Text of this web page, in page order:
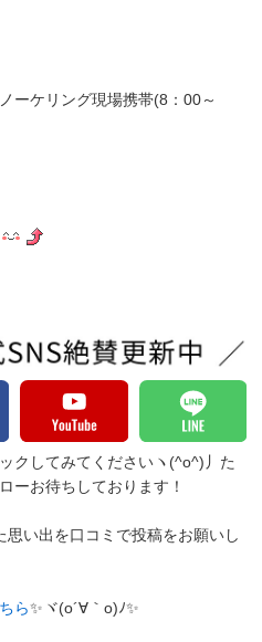
ーケリング現場携帯(8：00～
クしてみてくださいヽ(^o^)丿 た
ーお待ちしております！
い出を口コミで投稿をお願いし
ら✨ヾ(o´∀｀o)ﾉ✨